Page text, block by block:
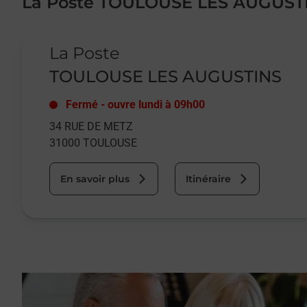
La Poste
TOULOUSE LES AUGUSTINS
Fermé - ouvre lundi à 09h00
34 RUE DE METZ
31000 TOULOUSE
En savoir plus Itinéraire